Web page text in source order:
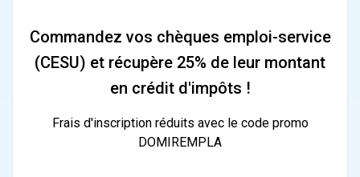
Commandez vos chèques emploi-service
(CESU) et récupère 25% de leur montant
en crédit d'impôts !
Frais d'inscription réduits avec le code promo
DOMIREMPLA